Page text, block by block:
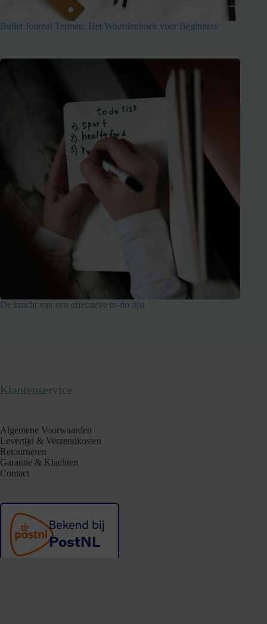
Bullet Journal Termen: Het Woordenboek voor Beginners
De kracht van een effectieve to-do lijst
Klantenservice
Algemene Voorwaarden
Levertijd & Verzendkosten
Retourneren
Garantie & Klachten
Contact